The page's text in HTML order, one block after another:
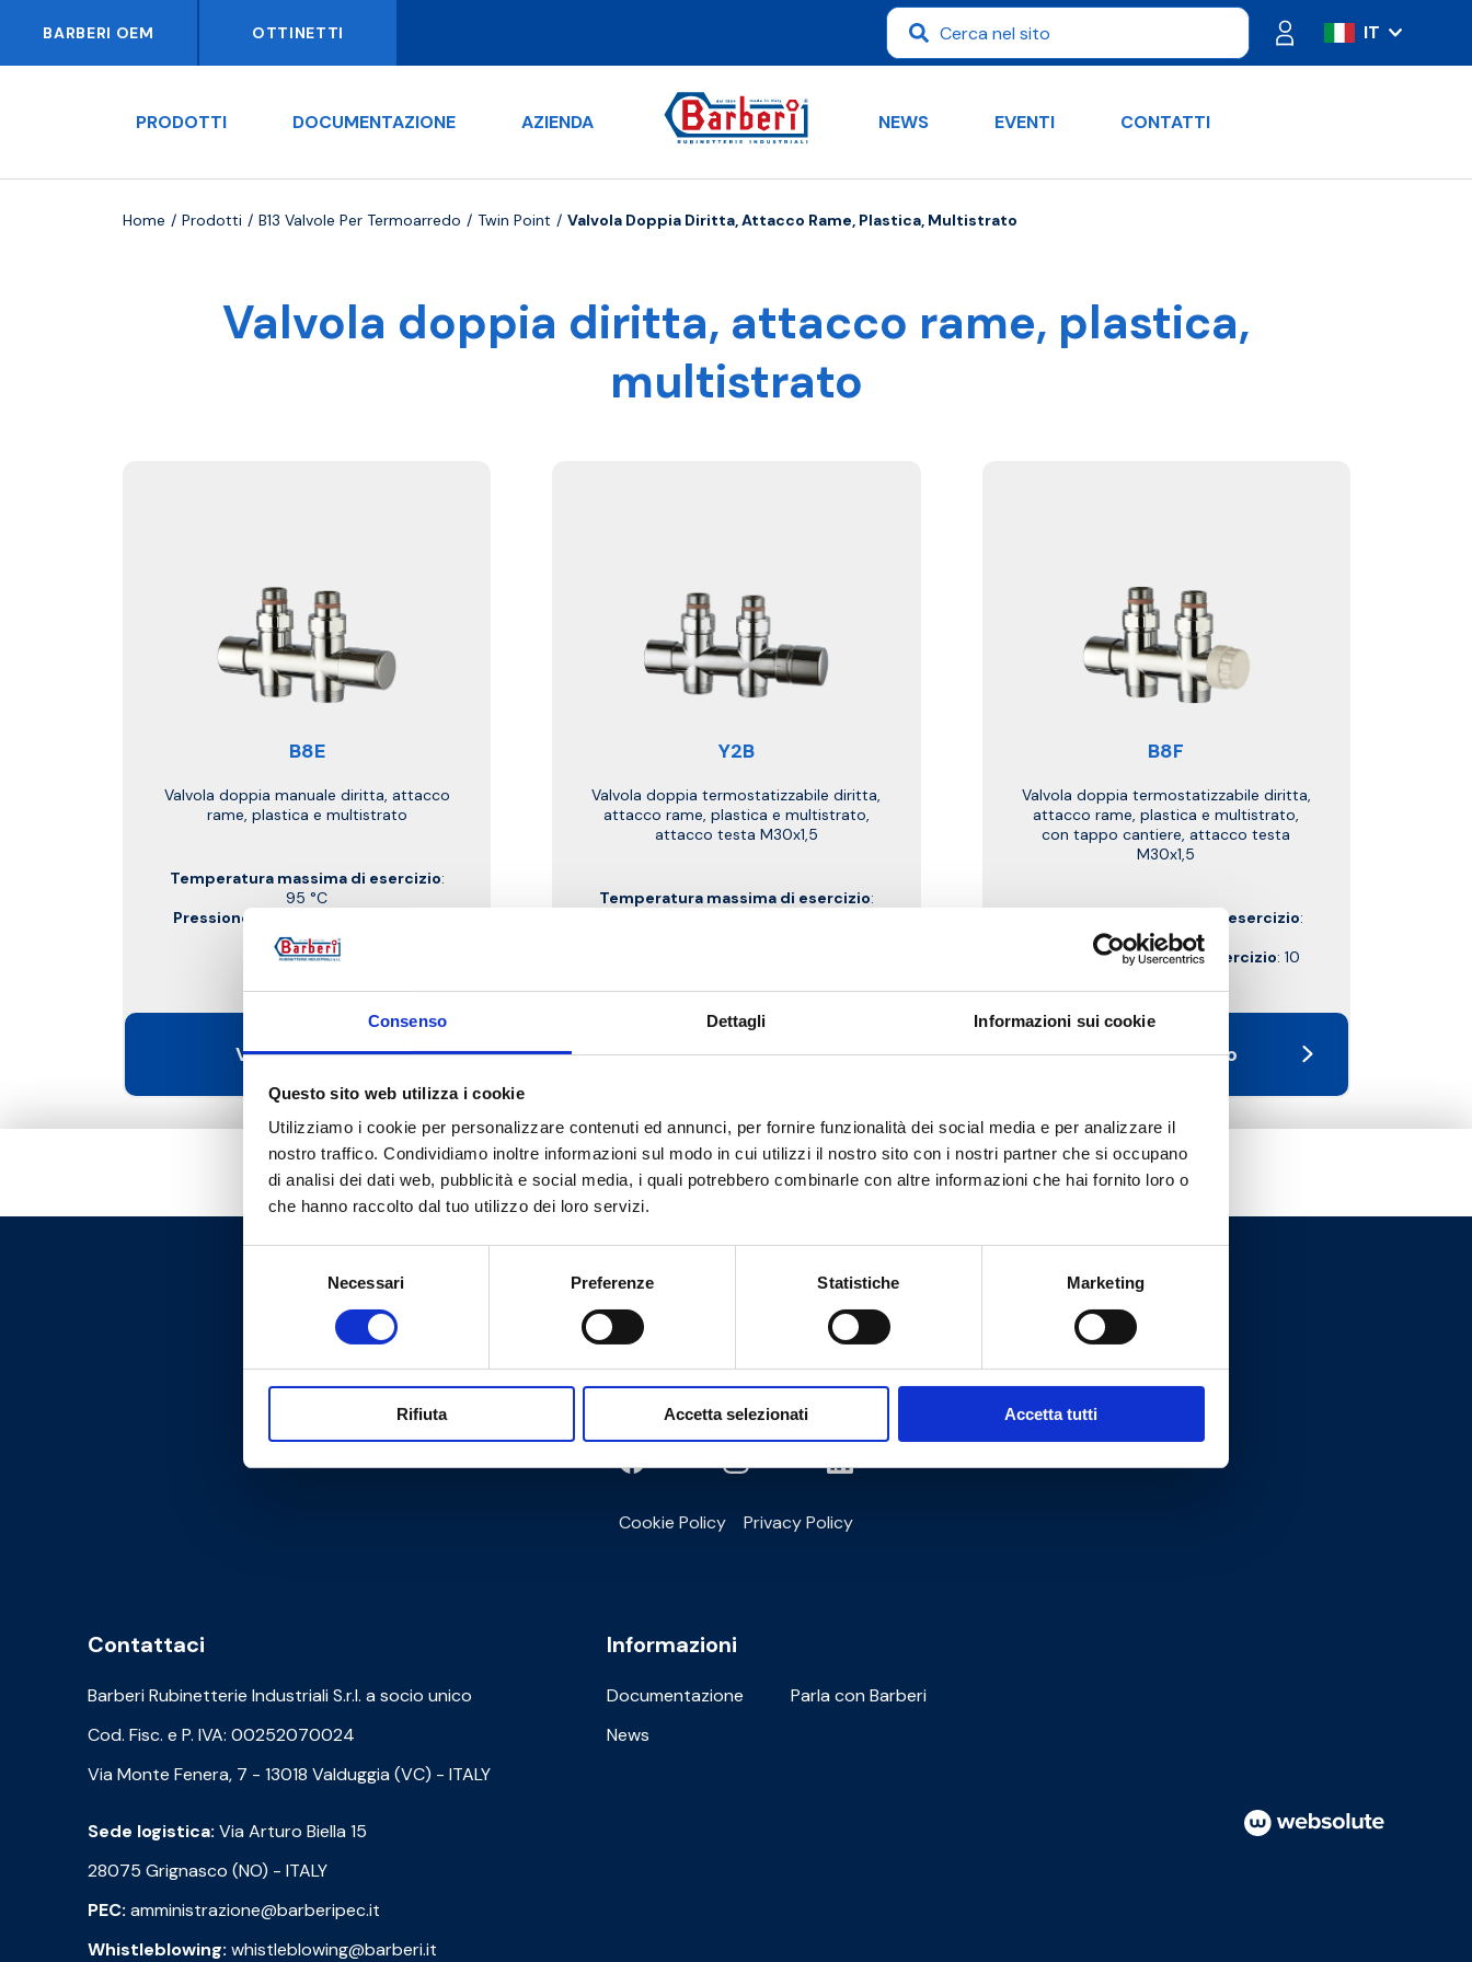
Consenso Dettagli Informazioni sui cookie
Questo sito web utilizza i cookie
Utilizziamo i cookie per personalizzare contenuti ed annunci, per fornire funzionalità dei social media e per analizzare il
nostro traffico. Condividiamo inoltre informazioni sul modo in cui utilizzi il nostro sito con i nostri partner che si occupano
di analisi dei dati web, pubblicità e social media, i quali potrebbero combinarle con altre informazioni che hai fornito loro o
che hanno raccolto dal tuo utilizzo dei loro servizi.
Necessari Preferenze Statistiche Marketing
Rifiuta Accetta selezionati Accetta tutti
BARBERI OEM OTTINETTI
IT
ES
DE
PRODOTTI DOCUMENTAZIONE AZIENDA NEWS EVENTI CONTATTI
Home Prodotti B13 Valvole Per Termoarredo Twin Point Valvola Doppia Diritta, Attacco Rame, Plastica, Multistrato
Valvola doppia diritta, attacco rame, plastica,
multistrato
B8E
Valvola doppia manuale diritta, attacco
rame, plastica e multistrato
Temperatura massima di esercizio:
95 °C
Pressione massima di esercizio
bar
Vai al prodotto
Y2B
Valvola doppia termostatizzabile diritta,
attacco rame, plastica e multistrato,
attacco testa M30x1,5
Temperatura massima di esercizio:
Vai al prodotto
B8F
Valvola doppia termostatizzabile diritta,
attacco rame, plastica e multistrato,
con tappo cantiere, attacco testa
M30x1,5
Temperatura massima di esercizio:
95 °C
Pressione massima di esercizio: 10
Vai al prodotto
Hai bisogno di aiuto?
Cookie Policy Privacy Policy
Contattaci
Barberi Rubinetterie Industriali S.r.l. a socio unico
Cod. Fisc. e P. IVA: 00252070024
Via Monte Fenera, 7 - 13018 Valduggia (VC) - ITALY
Sede logistica: Via Arturo Biella 15
28075 Grignasco (NO) - ITALY
PEC: amministrazione@barberipec.it
Whistleblowing: whistleblowing@barberi.it
Informazioni
Documentazione
Parla con Barberi
News